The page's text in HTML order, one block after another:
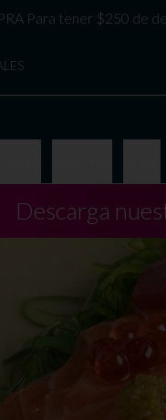
Para tener $250 de
Descarga